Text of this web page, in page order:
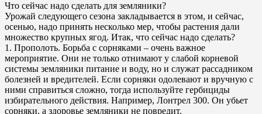
Что сейчас надо сделать для земляники?
Урожай следующего сезона закладывается в этом, и сейчас,
осенью, надо принять несколько мер, чтобы растения дали
множество крупных ягод. Итак, что сейчас надо сделать?
1. Прополоть. Борьба с сорняками – очень важное
мероприятие. Они не только отнимают у слабой корневой
системы земляники питание и воду, но и служат рассадником
болезней и вредителей. Если сорняки одолевают и вручную с
ними справиться сложно, тогда используйте гербициды
избирательного действия. Например, Лонтрел 300. Он убьет
сорняки, а здоровье земляники не повредит.